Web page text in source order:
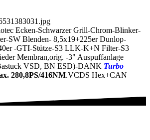
Ecken-Schwarzer Grill-Chrom-Blinker-
SW Blenden- 8,5x19+225er Dunlop-
-GTI-Stütze-S3 LLK-K+N Filter-S3
Membran,orig. -3" Auspuffanlage
VSD, BN ESD)-DANK Turbo
280,8PS/416NM.VCDS Hex+CAN